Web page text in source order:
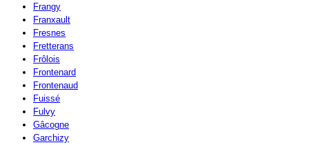
Frangy
Franxault
Fresnes
Fretterans
Frôlois
Frontenard
Frontenaud
Fuissé
Fulvy
Gâcogne
Garchizy